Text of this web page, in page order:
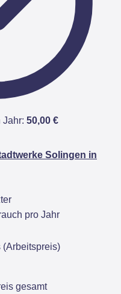
Jahr: 50,00 €
Solingen in
pro Jahr
(Arbeitspreis)
gesamt